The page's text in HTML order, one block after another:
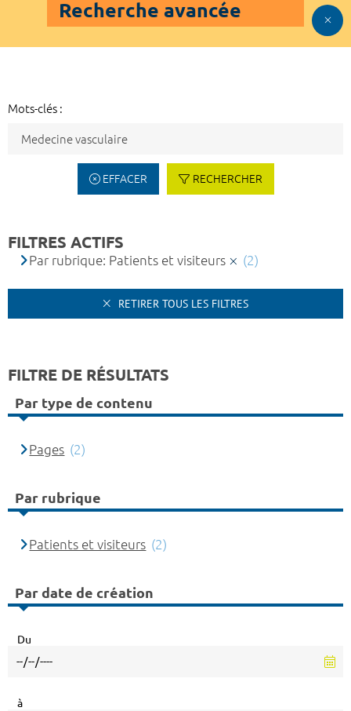
Recherche avancée
Mots-clés :
EFFACER RECHERCHER
FILTRES ACTIFS
Par rubrique: Patients et visiteurs (2)
RETIRER TOUS LES FILTRES
FILTRE DE RÉSULTATS
Par type de contenu
Pages (2)
Par rubrique
Patients et visiteurs (2)
Par date de création
Du
à